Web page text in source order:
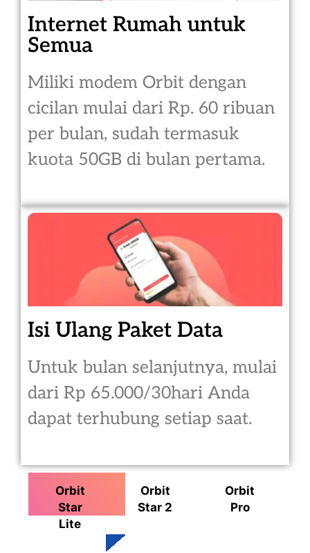
Internet Rumah untuk
Semua
Miliki modem Orbit dengan
cicilan mulai dari Rp. 60 ribuan
per bulan, sudah termasuk
kuota 50GB di bulan pertama.
Isi Ulang Paket Data
Untuk bulan selanjutnya, mulai
dari Rp 65.000/30hari Anda
dapat terhubung setiap saat.
Orbit
Star
Lite
Orbit
Star 2
Orbit
Pro